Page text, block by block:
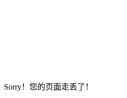
Sorry！您的页面走丢了！